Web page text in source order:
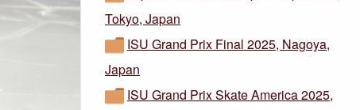
Tokyo, Japan
ISU Grand Prix Final 2025, Nagoya,
Japan
ISU Grand Prix Skate America 2025,